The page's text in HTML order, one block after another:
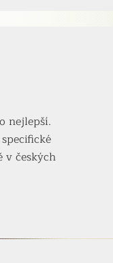
nejlepší.
v českých